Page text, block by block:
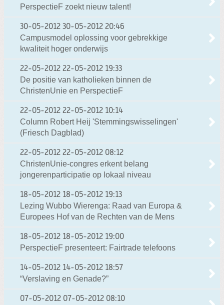
PerspectieF zoekt nieuw talent!
30-05-2012 30-05-2012 20:46
Campusmodel oplossing voor gebrekkige
kwaliteit hoger onderwijs
22-05-2012 22-05-2012 19:33
De positie van katholieken binnen de
ChristenUnie en PerspectieF
22-05-2012 22-05-2012 10:14
Column Robert Heij 'Stemmingswisselingen'
(Friesch Dagblad)
22-05-2012 22-05-2012 08:12
ChristenUnie-congres erkent belang
jongerenparticipatie op lokaal niveau
18-05-2012 18-05-2012 19:13
Lezing Wubbo Wierenga: Raad van Europa &
Europees Hof van de Rechten van de Mens
18-05-2012 18-05-2012 19:00
PerspectieF presenteert: Fairtrade telefoons
14-05-2012 14-05-2012 18:57
“Verslaving en Genade?”
07-05-2012 07-05-2012 08:10